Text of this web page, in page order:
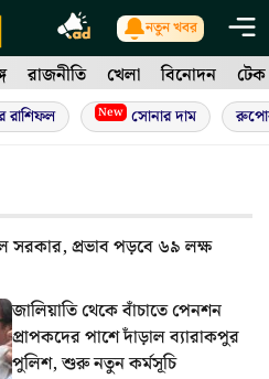
নতুন খবর
রাজনীতি খেলা বিনোদন টেক
রাশিফল New সোনার দাম
প্রভাব পড়বে ৬৯ লক্ষ
জালিয়াতি থেকে বাঁচাতে পেনশন
প্রাপকদের পাশে দাঁড়াল ব্যারাকপুর
পুলিশ, শুরু নতুন কর্মসূচি